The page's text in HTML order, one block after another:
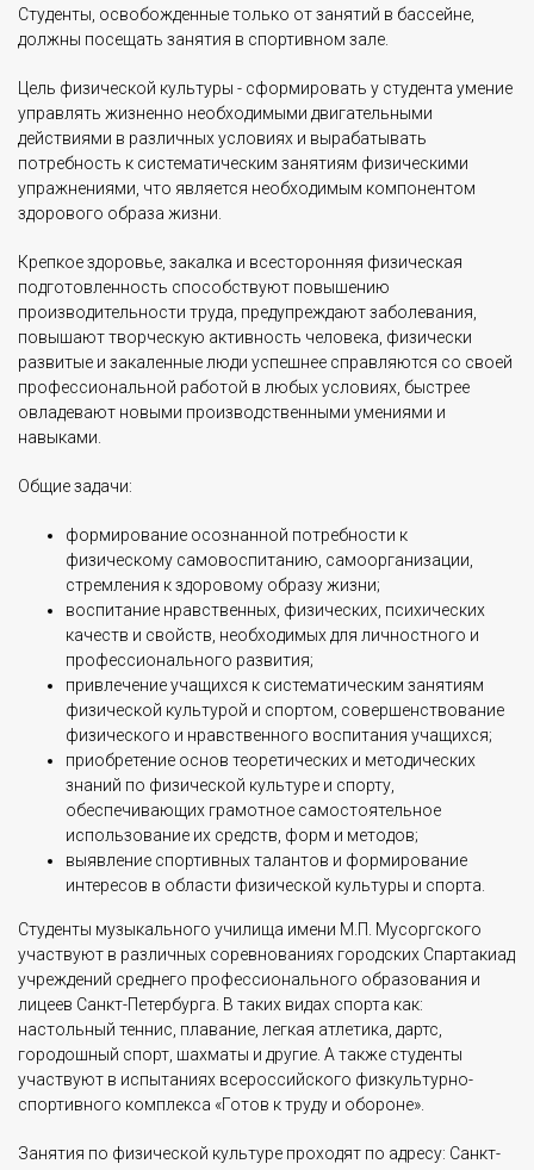
Студенты, освобожденные только от занятий в бассейне,
должны посещать занятия в спортивном зале.
Цель физической культуры - сформировать у студента умение
управлять жизненно необходимыми двигательными
действиями в различных условиях и вырабатывать
потребность к систематическим занятиям физическими
упражнениями, что является необходимым компонентом
здорового образа жизни.
Крепкое здоровье, закалка и всесторонняя физическая
подготовленность способствуют повышению
производительности труда, предупреждают заболевания,
повышают творческую активность человека, физически
развитые и закаленные люди успешнее справляются со своей
профессиональной работой в любых условиях, быстрее
овладевают новыми производственными умениями и
навыками.
Общие задачи:
формирование осознанной потребности к
физическому самовоспитанию, самоорганизации,
стремления к здоровому образу жизни;
воспитание нравственных, физических, психических
качеств и свойств, необходимых для личностного и
профессионального развития;
привлечение учащихся к систематическим занятиям
физической культурой и спортом, совершенствование
физического и нравственного воспитания учащихся;
приобретение основ теоретических и методических
знаний по физической культуре и спорту,
обеспечивающих грамотное самостоятельное
использование их средств, форм и методов;
выявление спортивных талантов и формирование
интересов в области физической культуры и спорта.
Студенты музыкального училища имени М.П. Мусоргского
участвуют в различных соревнованиях городских Спартакиад
учреждений среднего профессионального образования и
лицеев Санкт-Петербурга. В таких видах спорта как:
настольный теннис, плавание, легкая атлетика, дартс,
городошный спорт, шахматы и другие. А также студенты
участвуют в испытаниях всероссийского физкультурно-
спортивного комплекса «Готов к труду и обороне».
Занятия по физической культуре проходят по адресу: Санкт-